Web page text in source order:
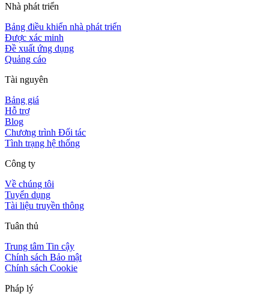
Nhà phát triển
Bảng điều khiển nhà phát triển
Được xác minh
Đề xuất ứng dụng
Quảng cáo
Tài nguyên
Bảng giá
Hỗ trợ
Blog
Chương trình Đối tác
Tình trạng hệ thống
Công ty
Về chúng tôi
Tuyển dụng
Tài liệu truyền thông
Tuân thủ
Trung tâm Tin cậy
Chính sách Bảo mật
Chính sách Cookie
Pháp lý